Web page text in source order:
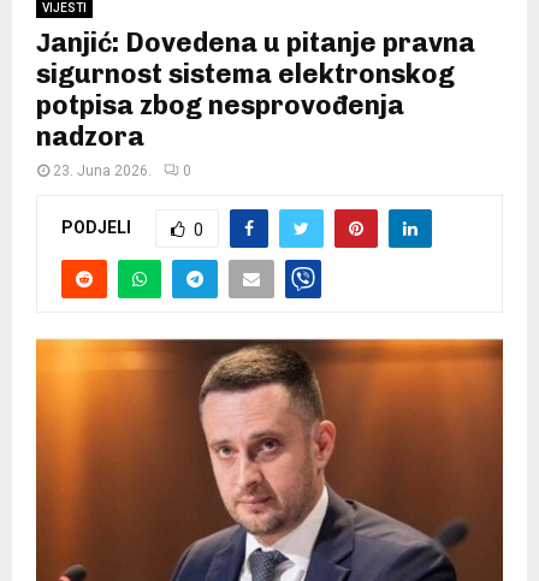
VIJESTI
Јanjić: Dovedena u pitanje pravna
sigurnost sistema elektronskog
potpisa zbog nesprovođenja
nadzora
23. Juna 2026. 0
PODJELI 0